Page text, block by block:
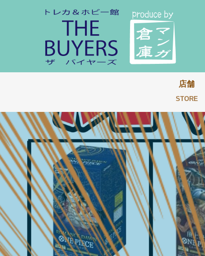
店舗
STORE